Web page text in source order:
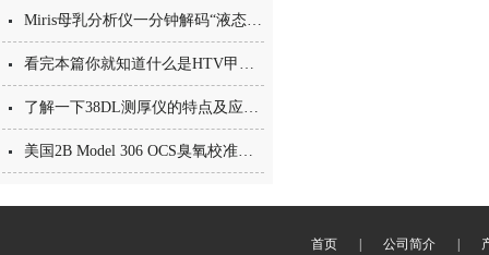
Miris母乳分析仪一分钟解码“液态黄金”的物理密码
看完本篇你就知道什么是HTV甲醛检测仪了
了解一下38DL测厚仪的特点及应用吧
美国2B Model 306 OCS臭氧校准器 产品简介
首页 公司简介